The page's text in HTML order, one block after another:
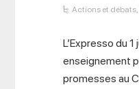
Actions et débats,
L’Expresso du
enseignement
promesses au